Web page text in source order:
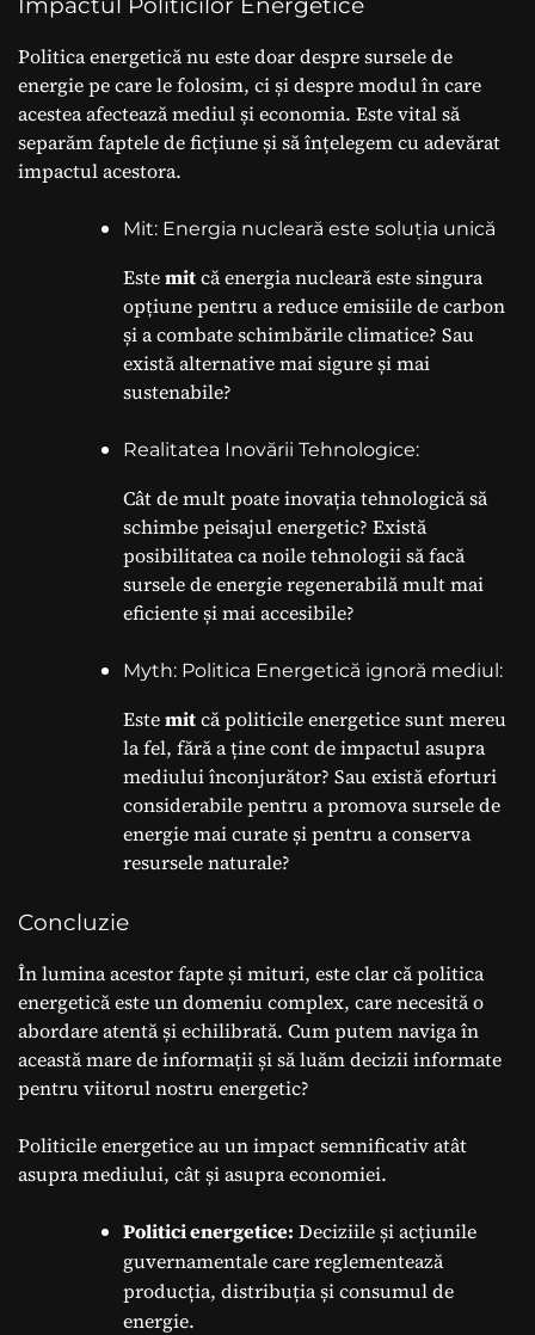
Politica energetică nu este doar despre sursele de
energie pe care le folosim, ci și despre modul în care
acestea afectează mediul și economia. Este vital să
separăm faptele de ficțiune și să înțelegem cu adevărat
impactul acestora.
Mit: Energia nucleară este soluția unică
Estemitcă energia nucleară este singura
opțiune pentru a reduce emisiile de carbon
și a combate schimbările climatice? Sau
există alternative mai sigure și mai
sustenabile?
Realitatea Inovării Tehnologice:
Cât de mult poate inovația tehnologică să
schimbe peisajul energetic? Există
posibilitatea ca noile tehnologii să facă
sursele de energie regenerabilă mult mai
eficiente și mai accesibile?
Myth: Politica Energetică ignoră mediul:
Estemitcă politicile energetice sunt mereu
la fel, fără a ține cont de impactul asupra
mediului înconjurător? Sau există eforturi
considerabile pentru a promova sursele de
energie mai curate și pentru a conserva
resursele naturale?
Concluzie
În lumina acestor fapte și mituri, este clar că politica
energetică este un domeniu complex, care necesită o
abordare atentă și echilibrată. Cum putem naviga în
această mare de informații și să luăm decizii informate
pentru viitorul nostru energetic?
Politicile energetice au un impact semnificativ atât
asupra mediului, cât și asupra economiei.
Politici energetice: Deciziile și acțiunile
guvernamentale care reglementează
producția, distribuția și consumul de
energie.